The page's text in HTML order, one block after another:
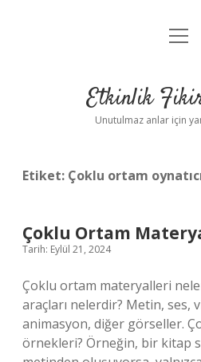
Anasayfa
Yasal
Etkinlik
Unutulmaz anlar için
Etiket: Çoklu ortam
Çoklu Ortam
Tarih: Eylül 21, 2024
Çoklu ortam materyalleri
araçları nelerdir? Metin, ses,
animasyon, diğer görseller.
örnekleri? Örneğin, bir kitap